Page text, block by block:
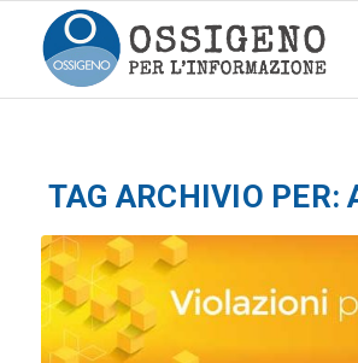
TAG ARCHIVIO PER: